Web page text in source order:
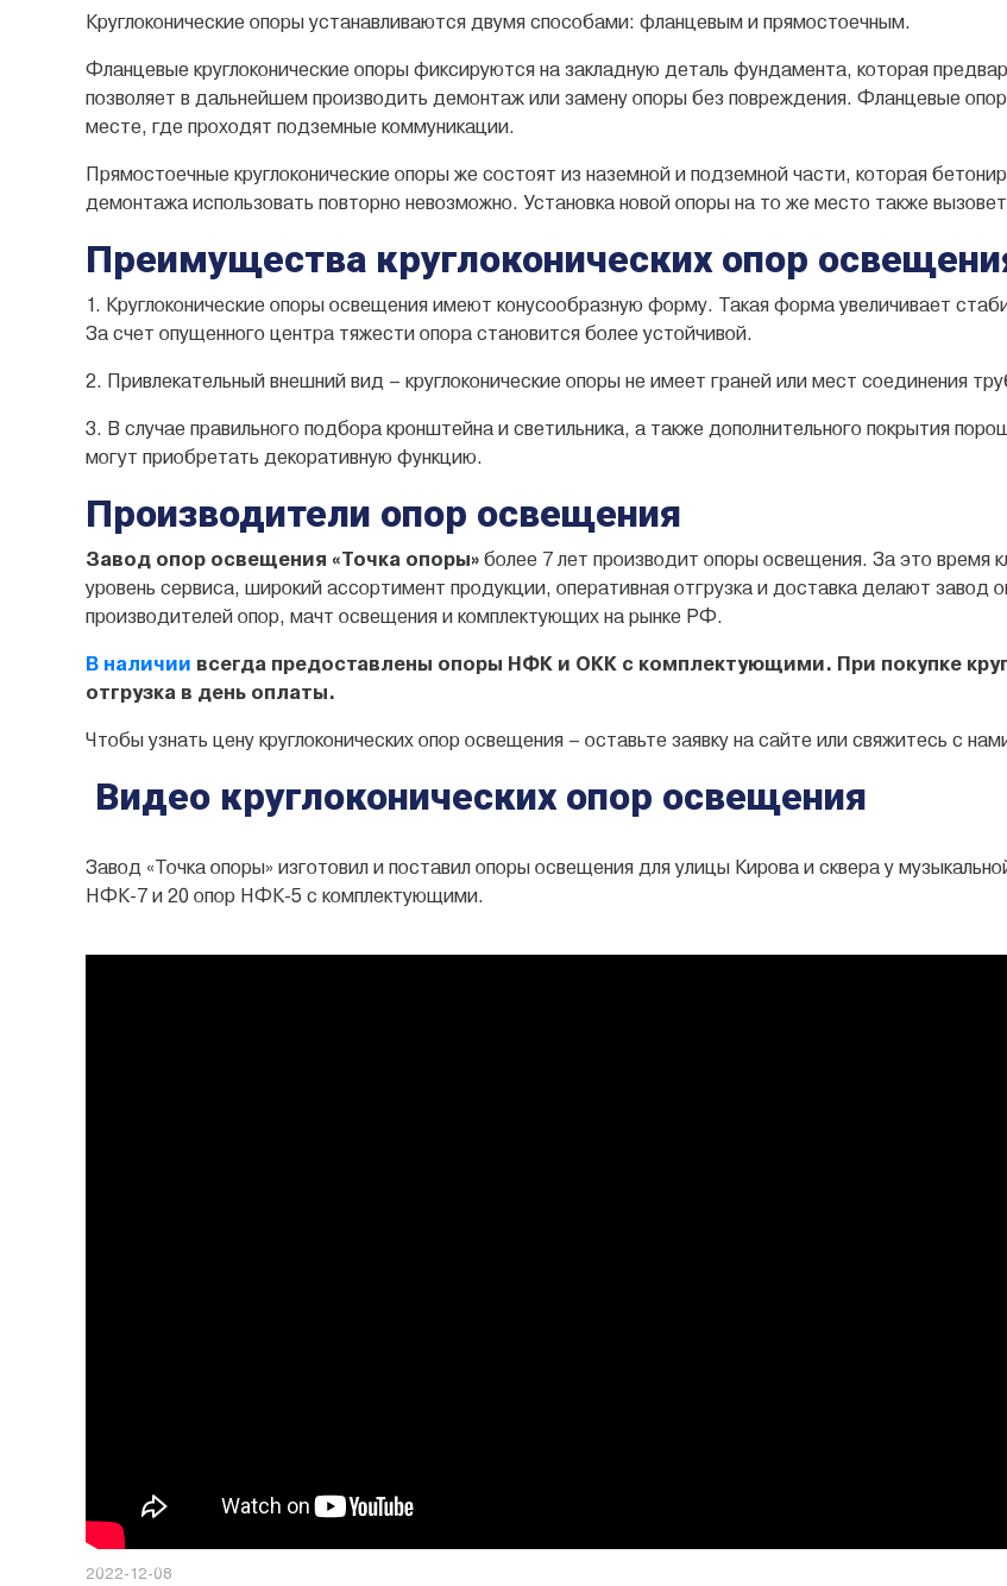
Круглоконические опоры устанавливаются двумя способами: фланцевым и прямостоечным.
Фланцевые круглоконические опоры фиксируются на закладную деталь фундамента, которая
позволяет в дальнейшем производить демонтаж или замену опоры без повреждения. Фланцевые
месте, где проходят подземные коммуникации.
Прямостоечные круглоконические опоры же состоят из наземной и подземной части, которая
демонтажа использовать повторно невозможно. Установка новой опоры на то же место также
Преимущества круглоконических опор
1. Круглоконические опоры освещения имеют конусообразную форму. Такая форма увеличивает
За счет опущенного центра тяжести опора становится более устойчивой.
2. Привлекательный внешний вид – круглоконические опоры не имеет граней или мест соединения
3. В случае правильного подбора кронштейна и светильника, а также дополнительного покрытия
могут приобретать декоративную функцию.
Производители опор освещения
Завод опор освещения «Точка опоры» более 7 лет производит опоры освещения. За это время
уровень сервиса, широкий ассортимент продукции, оперативная отгрузка и доставка делают завод
производителей опор, мачт освещения и комплектующих на рынке РФ.
В наличии всегда предоставлены опоры НФК и ОКК с комплектующими. При покупке
отгрузка в день оплаты.
Чтобы узнать цену круглоконических опор освещения – оставьте заявку на сайте или свяжитесь с
Видео круглоконических опор освещения
Завод «Точка опоры» изготовил и поставил опоры освещения для улицы Кирова и сквера у
НФК-7 и 20 опор НФК-5 с комплектующими.
2022-12-08